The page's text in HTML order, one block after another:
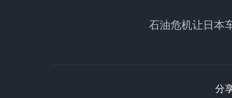
石油危机让日本
分